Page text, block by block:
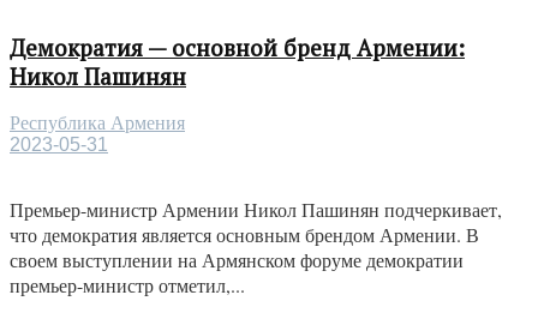
Демократия — основной бренд Армении:
Никол Пашинян
Республика Армения
2023-05-31
Премьер-министр Армении Никол Пашинян подчеркивает,
что демократия является основным брендом Армении. В
своем выступлении на Армянском форуме демократии
премьер-министр отметил,...